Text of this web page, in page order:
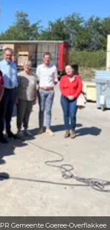
PR Gemeente Goeree-Overflakkee